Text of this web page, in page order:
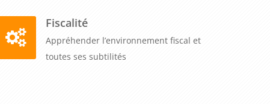
Fiscalité
Appréhender l’environnement fiscal et
toutes ses subtilités